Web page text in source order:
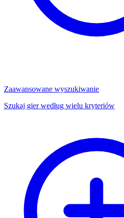
Zaawansowane wyszukiwanie
Szukaj gier według wielu kryteriów